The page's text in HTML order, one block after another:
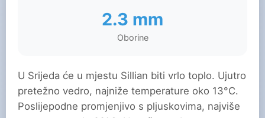
2.3 mm
Oborine
U Srijeda će u mjestu Sillian biti vrlo toplo. Ujutro
pretežno vedro, najniže temperature oko 13°C.
Poslijepodne promjenjivo s pljuskovima, najviše